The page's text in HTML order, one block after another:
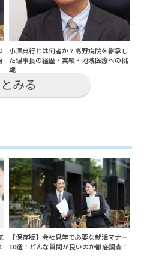
小澤典行とは何者か？高野病院を継承し
た理事長の経歴・実績・地域医療への挑
戦
みる
【保存版】会社見学で必要な就活マナー
10選！どんな質問が良いのか徹底調査！